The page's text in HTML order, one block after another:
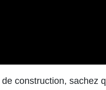
construction, sachez